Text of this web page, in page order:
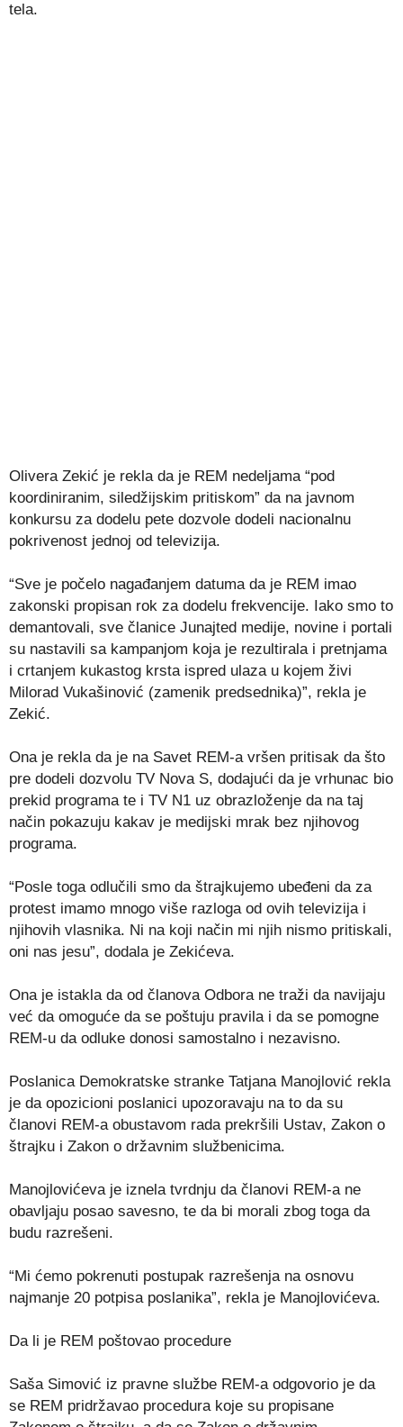
tela.
Olivera Zekić je rekla da je REM nedeljama “pod
koordiniranim, siledžijskim pritiskom” da na javnom
konkursu za dodelu pete dozvole dodeli nacionalnu
pokrivenost jednoj od televizija.
“Sve je počelo nagađanjem datuma da je REM imao
zakonski propisan rok za dodelu frekvencije. Iako smo to
demantovali, sve članice Junajted medije, novine i portali
su nastavili sa kampanjom koja je rezultirala i pretnjama
i crtanjem kukastog krsta ispred ulaza u kojem živi
Milorad Vukašinović (zamenik predsednika)”, rekla je
Zekić.
Ona je rekla da je na Savet REM-a vršen pritisak da što
pre dodeli dozvolu TV Nova S, dodajući da je vrhunac bio
prekid programa te i TV N1 uz obrazloženje da na taj
način pokazuju kakav je medijski mrak bez njihovog
programa.
“Posle toga odlučili smo da štrajkujemo ubeđeni da za
protest imamo mnogo više razloga od ovih televizija i
njihovih vlasnika. Ni na koji način mi njih nismo pritiskali,
oni nas jesu”, dodala je Zekićeva.
Ona je istakla da od članova Odbora ne traži da navijaju
već da omoguće da se poštuju pravila i da se pomogne
REM-u da odluke donosi samostalno i nezavisno.
Poslanica Demokratske stranke Tatjana Manojlović rekla
je da opozicioni poslanici upozoravaju na to da su
članovi REM-a obustavom rada prekršili Ustav, Zakon o
štrajku i Zakon o državnim službenicima.
Manojlovićeva je iznela tvrdnju da članovi REM-a ne
obavljaju posao savesno, te da bi morali zbog toga da
budu razrešeni.
“Mi ćemo pokrenuti postupak razrešenja na osnovu
najmanje 20 potpisa poslanika”, rekla je Manojlovićeva.
Da li je REM poštovao procedure
Saša Simović iz pravne službe REM-a odgovorio je da
se REM pridržavao procedura koje su propisane